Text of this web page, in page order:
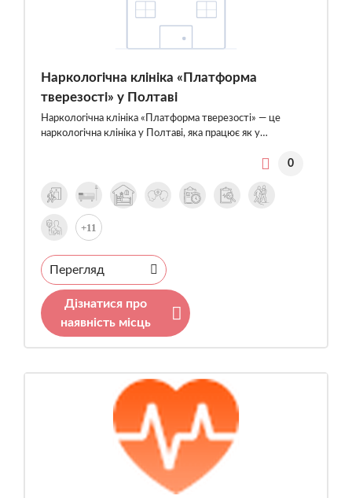
Наркологічна клініка «Платформа
тверезості» у Полтаві
Наркологічна клініка «Платформа тверезості» — це
наркологічна клініка у Полтаві, яка працює як у…
0
+11
Перегляд
Дізнатися про
наявність місць